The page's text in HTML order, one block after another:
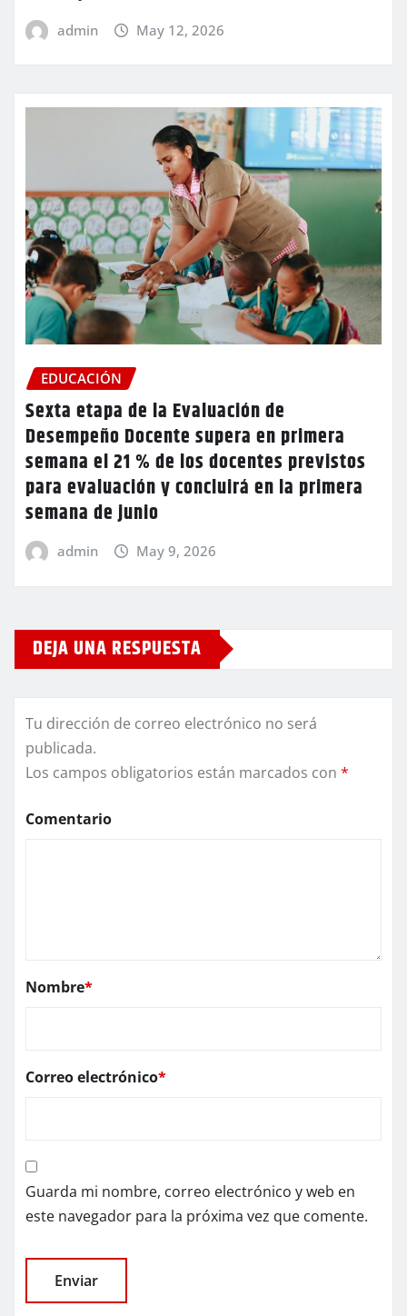
admin May 12, 2026
EDUCACIÓN
Sexta etapa de la Evaluación de
Desempeño Docente supera en primera
semana el 21 % de los docentes previstos
para evaluación y concluirá en la primera
semana de junio
admin May 9, 2026
DEJA UNA RESPUESTA
Tu dirección de correo electrónico no será
publicada.
Los campos obligatorios están marcados con *
Comentario
Nombre*
Correo electrónico*
Guarda mi nombre, correo electrónico y web en
este navegador para la próxima vez que comente.